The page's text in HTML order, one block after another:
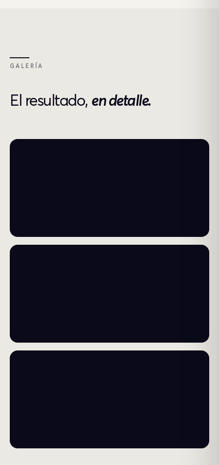
GALERÍA
El resultado, en detalle.